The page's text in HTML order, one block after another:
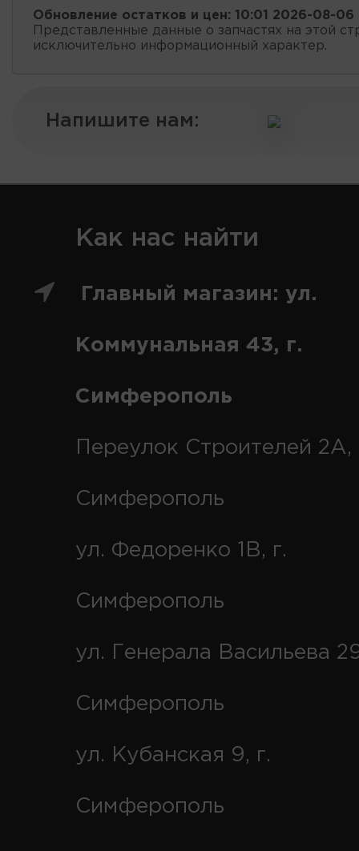
Обновление остатков и цен: 10:01 2026-08-06
Представленные данные о запчастях на этой
исключительно информационный характер.
Напишите нам:
Как нас найти
Главный магазин: ул.
Коммунальная 43, г.
Симферополь
Переулок Строителей 2А,
Симферополь
ул. Федоренко 1В, г.
Симферополь
ул. Генерала Васильева
Симферополь
ул. Кубанская 9, г.
Симферополь